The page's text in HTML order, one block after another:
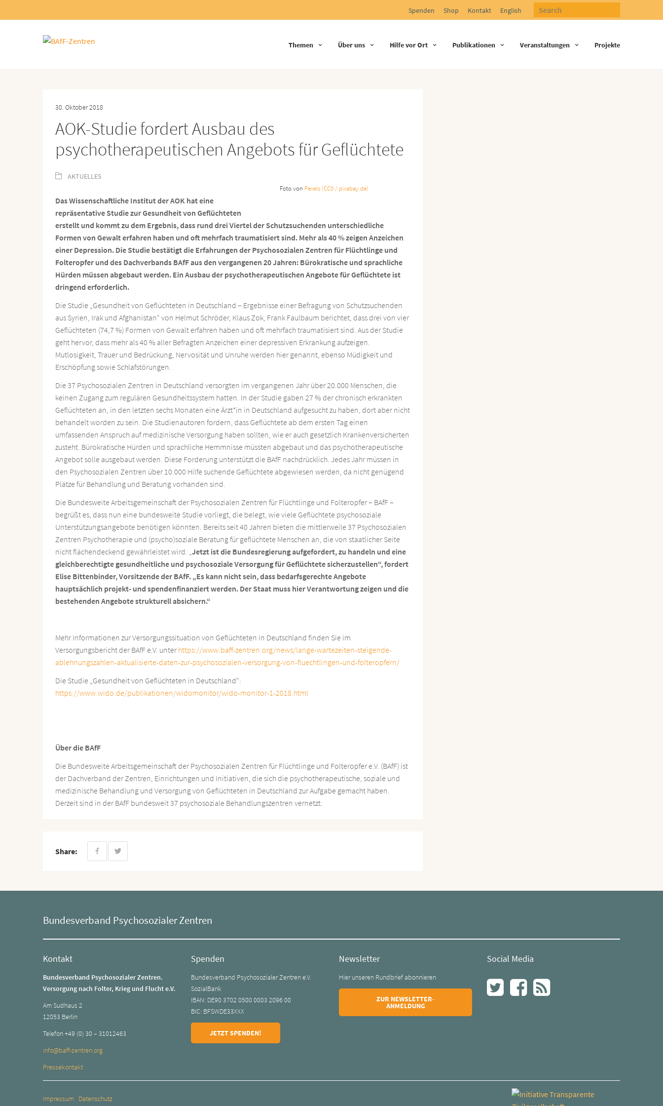
Spenden Shop Kontakt English
Themen Über uns Hilfe vor Ort Publikationen Veranstaltungen Projekte
30. Oktober 2018
AOK-Studie fordert Ausbau des
psychotherapeutischen Angebots für Geflüchtete
AKTUELLES
Foto von Pexels (CC0 / pixabay.de)
Das Wissenschaftliche Institut der AOK hat eine
repräsentative Studie zur Gesundheit von Geflüchteten
erstellt und kommt zu dem Ergebnis, dass rund drei Viertel der Schutzsuchenden unterschiedliche
Formen von Gewalt erfahren haben und oft mehrfach traumatisiert sind. Mehr als 40 % zeigen Anzeichen
einer Depression. Die Studie bestätigt die Erfahrungen der Psychosozialen Zentren für Flüchtlinge und
Folteropfer und des Dachverbands BAfF aus den vergangenen 20 Jahren: Bürokratische und sprachliche
Hürden müssen abgebaut werden. Ein Ausbau der psychotherapeutischen Angebote für Geflüchtete ist
dringend erforderlich.
Die Studie „Gesundheit von Geflüchteten in Deutschland – Ergebnisse einer Befragung von Schutzsuchenden
aus Syrien, Irak und Afghanistan“ von Helmut Schröder, Klaus Zok, Frank Faulbaum berichtet, dass drei von vier
Geflüchteten (74,7 %) Formen von Gewalt erfahren haben und oft mehrfach traumatisiert sind. Aus der Studie
geht hervor, dass mehr als 40 % aller Befragten Anzeichen einer depressiven Erkrankung aufzeigen.
Mutlosigkeit, Trauer und Bedrückung, Nervosität und Unruhe werden hier genannt, ebenso Müdigkeit und
Erschöpfung sowie Schlafstörungen.
Die 37 Psychosozialen Zentren in Deutschland versorgten im vergangenen Jahr über 20.000 Menschen, die
keinen Zugang zum regulären Gesundheitssystem hatten. In der Studie gaben 27 % der chronisch erkrankten
Geflüchteten an, in den letzten sechs Monaten eine Ärzt*in in Deutschland aufgesucht zu haben, dort aber nicht
behandelt worden zu sein. Die Studienautoren fordern, dass Geflüchtete ab dem ersten Tag einen
umfassenden Anspruch auf medizinische Versorgung haben sollten, wie er auch gesetzlich Krankenversicherten
zusteht. Bürokratische Hürden und sprachliche Hemmnisse müssten abgebaut und das psychotherapeutische
Angebot solle ausgebaut werden. Diese Forderung unterstützt die BAfF nachdrücklich. Jedes Jahr müssen in
den Psychosozialen Zentren über 10.000 Hilfe suchende Geflüchtete abgewiesen werden, da nicht genügend
Plätze für Behandlung und Beratung vorhanden sind.
Die Bundesweite Arbeitsgemeinschaft der Psychosozialen Zentren für Flüchtlinge und Folteropfer – BAfF –
begrüßt es, dass nun eine bundesweite Studie vorliegt, die belegt, wie viele Geflüchtete psychosoziale
Unterstützungsangebote benötigen könnten. Bereits seit 40 Jahren bieten die mittlerweile 37 Psychosozialen
Zentren Psychotherapie und (psycho)soziale Beratung für geflüchtete Menschen an, die von staatlicher Seite
nicht flächendeckend gewährleistet wird. „Jetzt ist die Bundesregierung aufgefordert, zu handeln und eine
gleichberechtigte gesundheitliche und psychosoziale Versorgung für Geflüchtete sicherzustellen“, fordert
Elise Bittenbinder, Vorsitzende der BAfF. „Es kann nicht sein, dass bedarfsgerechte Angebote
hauptsächlich projekt- und spendenfinanziert werden. Der Staat muss hier Verantwortung zeigen und die
bestehenden Angebote strukturell absichern.“
Mehr Informationen zur Versorgungssituation von Geflüchteten in Deutschland finden Sie im
Versorgungsbericht der BAfF e.V. unter https://www.baff-zentren.org/news/lange-wartezeiten-steigende-
ablehnungszahlen-aktualisierte-daten-zur-psychosozialen-versorgung-von-fluechtlingen-und-folteropfern/
Die Studie „Gesundheit von Geflüchteten in Deutschland“:
https://www.wido.de/publikationen/widomonitor/wido-monitor-1-2018.html
Über die BAfF
Die Bundesweite Arbeitsgemeinschaft der Psychosozialen Zentren für Flüchtlinge und Folteropfer e.V. (BAfF) ist
der Dachverband der Zentren, Einrichtungen und Initiativen, die sich die psychotherapeutische, soziale und
medizinische Behandlung und Versorgung von Geflüchteten in Deutschland zur Aufgabe gemacht haben.
Derzeit sind in der BAfF bundesweit 37 psychosoziale Behandlungszentren vernetzt.
Share:
Bundesverband Psychosozialer Zentren
Kontakt
Bundesverband Psychosozialer Zentren.
Versorgung nach Folter, Krieg und Flucht e.V.
Am Sudhaus 2
12053 Berlin
Telefon +49 (0) 30 – 31012463
info@baff-zentren.org
Pressekontakt
Spenden
Bundesverband Psychosozialer Zentren e.V.
SozialBank
IBAN: DE90 3702 0500 0003 2096 00
BIC: BFSWDE33XXX
JETZT SPENDEN!
Newsletter
Hier unseren Rundbrief abonnieren
ZUR NEWSLETTER-
ANMELDUNG
Social Media
Impressum Datenschutz